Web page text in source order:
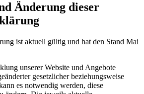
Änderung dieser
ist aktuell gültig und hat den Stand Mai
unserer Website und Angebote
gesetzlicher beziehungsweise
es notwendig werden, diese